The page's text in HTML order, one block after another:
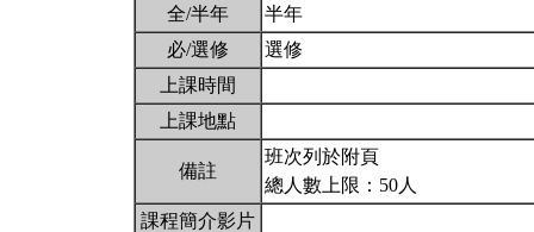
全/半年
半年
必/選修
選修
上課時間
上課地點
備註
班次列於附頁
總人數上限：50人
課程簡介影片